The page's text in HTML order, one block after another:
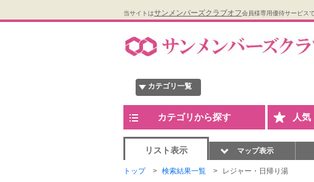
当サイトはサンメンバーズクラブオフ会員様専用優待サービスで
カテゴリ一覧
カテゴリから探す 人
リスト表示 マップ表示
トップ 検索結果一覧 レジャー・日帰り湯